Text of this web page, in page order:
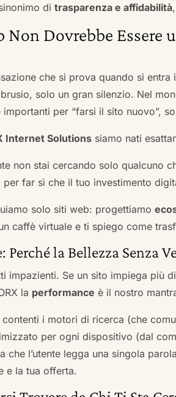
ditrasparenza e affidabilità
Non Dovrebbe
che si prova quando si
solo un gran silenzio. Nel
per “farsi il sito nuovo”,
Internet Solutions siamo nati
non stai cercando solo qualcuno
far sì che il tuo investimento
solo siti web: progettiamo
caffè virtuale e ti spiego come
Perché la Bellezza Senza
impazienti. Se un sito impiega più
la performance è il nostro
i motori di ricerca (che
per ogni dispositivo (dal
che l’utente legga una singola
e la tua offerta.